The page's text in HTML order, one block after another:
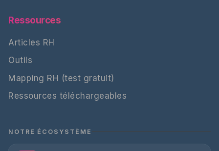
Ressources
Articles RH
Outils
Mapping RH (test gratuit)
Ressources téléchargeables
NOTRE ÉCOSYSTÈME